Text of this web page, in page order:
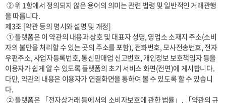
을 따릅니다.
제3조 [약관 등의 명시와 설명 및 개정]
자의 불만을 처리할 수 있는 곳의 주소를 포함), 전화번호, 모사전송번호, 전자
우편주소, 사업자등록번호, 통신판매업 신고번호, 개인정보 보호책임자 등을
이용자가 쉽게 알 수 있도록 플랫폼의 초기 서비스 화면(전면)에 게시합니다.
다만, 약관의 내용은 이용자가 연결화면을 통하여 볼 수 있도록 할 수 있습니
다.